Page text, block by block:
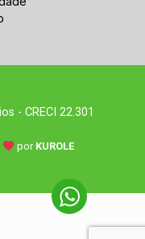
- CRECI 22.301
por KUROLE